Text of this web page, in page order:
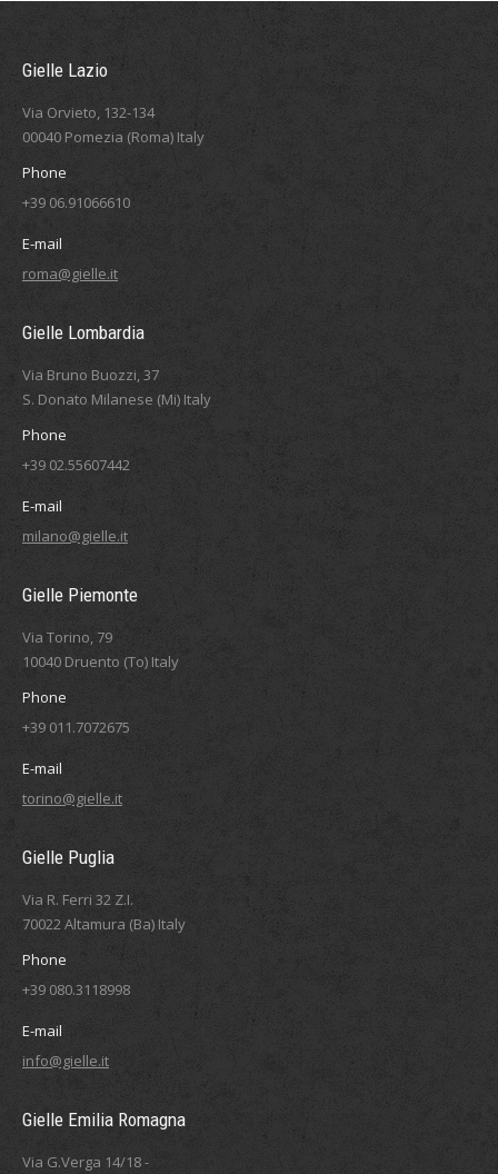
Gielle Lazio
Via Orvieto, 132-134
00040 Pomezia (Roma) Italy
Phone
+39 06.91066610
E-mail
roma@gielle.it
Gielle Lombardia
Via Bruno Buozzi, 37
S. Donato Milanese (Mi) Italy
Phone
+39 02.55607442
E-mail
milano@gielle.it
Gielle Piemonte
Via Torino, 79
10040 Druento (To) Italy
Phone
+39 011.7072675
E-mail
torino@gielle.it
Gielle Puglia
Via R. Ferri 32 Z.I.
70022 Altamura (Ba) Italy
Phone
+39 080.3118998
E-mail
info@gielle.it
Gielle Emilia Romagna
Via G.Verga 14/18 -